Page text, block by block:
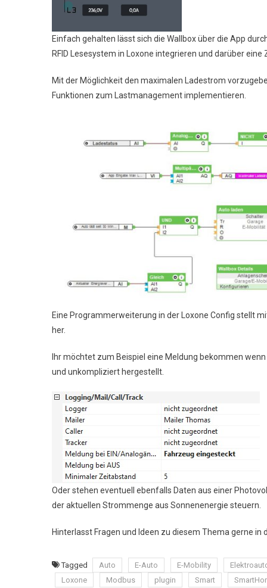
Einfach gehalten lässt sich die Wallbox über die App
RFID Lesesystem in Loxone integrieren und darüber
Mit der Möglichkeit den maximalen Ladestrom
Funktionen zum Lastmanagement implementieren.
Eine Programmerweiterung in der Loxone Config stellt
her.
Ihr möchtet zum Beispiel eine Meldung bekommen
und unkompliziert hergestellt.
Oder stehen eventuell ebenfalls Daten aus einer
der aktuellen Strommenge aus Sonnenenergie steuern.
Hinterlasst Fragen und Ideen zu diesem Thema gerne in
Tagged Auto E-Auto E-Mobility
Loxone
Modbus plugin Smart